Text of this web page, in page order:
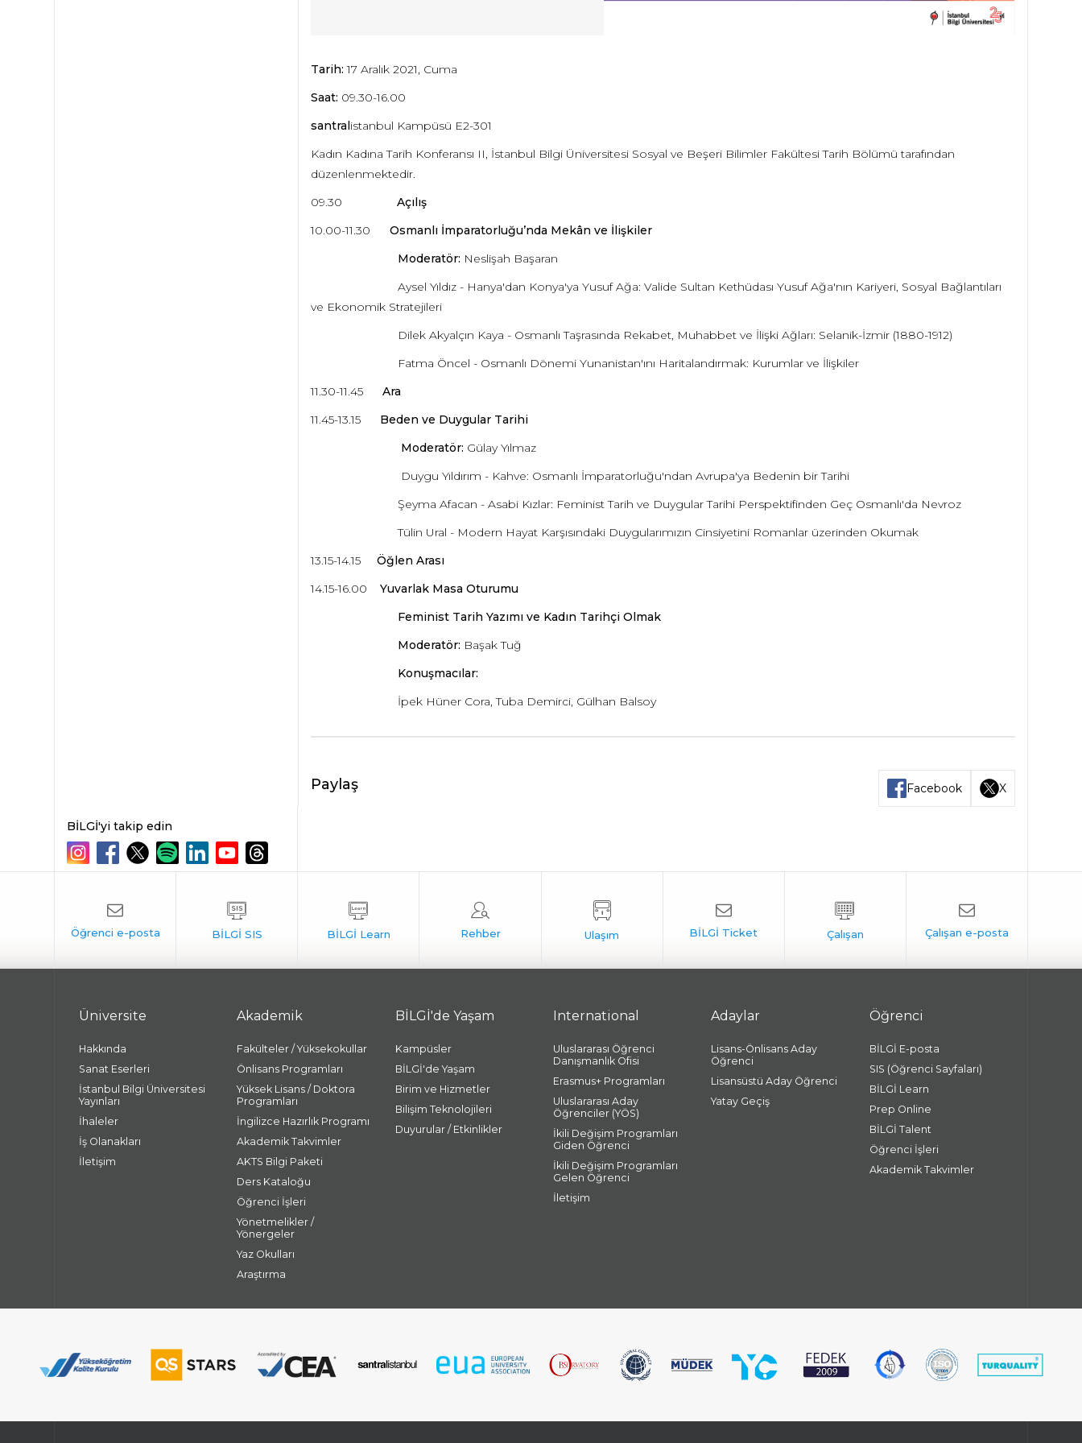
Tarih: 17 Aralık 2021, Cuma
Saat: 09.30-16.00
santralistanbul Kampüsü E2-301
Kadın Kadına Tarih Konferansı II, İstanbul Bilgi Üniversitesi Sosyal ve Beşeri Bilimler Fakültesi Tarih Bölümü tarafından
düzenlenmektedir.
09.30 Açılış
10.00-11.30 Osmanlı İmparatorluğu’nda Mekân ve İlişkiler
Moderatör: Neslişah Başaran
Aysel Yıldız - Hanya'dan Konya'ya Yusuf Ağa: Valide Sultan Kethüdası Yusuf Ağa'nın Kariyeri, Sosyal Bağlantıları
ve Ekonomik Stratejileri
Dilek Akyalçın Kaya - Osmanlı Taşrasında Rekabet, Muhabbet ve İlişki Ağları: Selanik-İzmir (1880-1912)
Fatma Öncel - Osmanlı Dönemi Yunanistan'ını Haritalandırmak: Kurumlar ve İlişkiler
11.30-11.45 Ara
11.45-13.15 Beden ve Duygular Tarihi
Moderatör: Gülay Yılmaz
Duygu Yıldırım - Kahve: Osmanlı İmparatorluğu'ndan Avrupa'ya Bedenin bir Tarihi
Şeyma Afacan - Asabi Kızlar: Feminist Tarih ve Duygular Tarihi Perspektifinden Geç Osmanlı'da Nevroz
Tülin Ural - Modern Hayat Karşısındaki Duygularımızın Cinsiyetini Romanlar üzerinden Okumak
13.15-14.15 Öğlen Arası
14.15-16.00 Yuvarlak Masa Oturumu
Feminist Tarih Yazımı ve Kadın Tarihçi Olmak
Moderatör: Başak Tuğ
Konuşmacılar:
İpek Hüner Cora, Tuba Demirci, Gülhan Balsoy
Paylaş Facebook X
BİLGİ'yi takip edin
Üniversite
Hakkında
Sanat Eserleri
İstanbul Bilgi Üniversitesi
Yayınları
İhaleler
İş Olanakları
İletişim
Akademik
Fakülteler / Yüksekokullar
Önlisans Programları
Yüksek Lisans / Doktora
Programları
İngilizce Hazırlık Programı
Akademik Takvimler
AKTS Bilgi Paketi
Ders Kataloğu
Öğrenci İşleri
Yönetmelikler /
Yönergeler
Yaz Okulları
Araştırma
BİLGİ'de Yaşam
Kampüsler
BİLGİ'de Yaşam
Birim ve Hizmetler
Bilişim Teknolojileri
Duyurular / Etkinlikler
International
Uluslararası Öğrenci
Danışmanlık Ofisi
Erasmus+ Programları
Uluslararası Aday
Öğrenciler (YÖS)
İkili Değişim Programları
Giden Öğrenci
İkili Değişim Programları
Gelen Öğrenci
İletişim
Adaylar
Lisans-Önlisans Aday
Öğrenci
Lisansüstü Aday Öğrenci
Yatay Geçiş
Öğrenci
BİLGİ E-posta
SIS (Öğrenci Sayfaları)
BİLGİ Learn
Prep Online
BİLGİ Talent
Öğrenci İşleri
Akademik Takvimler